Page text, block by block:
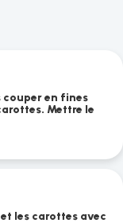
couper en fines
Mettre le
les carottes avec